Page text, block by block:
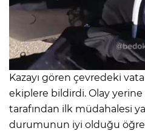
Kazayı gören çevredeki
ekiplere bildirdi. Olay yerine
tarafından ilk müdahalesi
durumunun iyi olduğu